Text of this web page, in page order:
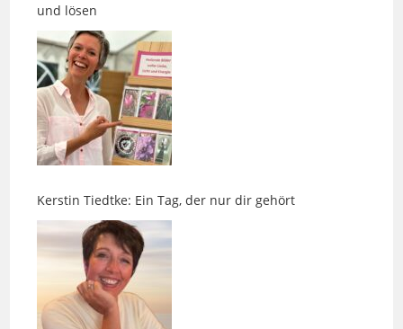
Kerstin Tiedtke: Ein Tag, der nur dir gehört